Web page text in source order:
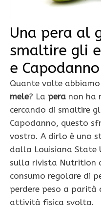
Una pera al
smaltire gli
e Capodanno
Quante volte
mele? La pera non ha
cercando di smaltire
Capodanno, questo
vostro. A dirlo è uno
dalla Louisiana State
sulla rivista Nutrition
consumo regolare di
perdere peso a parità
attività fisica svolta.